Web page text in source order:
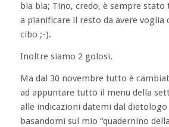
bla bla; Tino, credo, è sempre
a pianificare il resto da avere voglia
cibo ;-).
Inoltre siamo 2 golosi.
Ma dal 30 novembre tutto è
ad appuntare tutto il menu della
alle indicazioni datemi dal dietologo
basandomi sul mio “quadernino